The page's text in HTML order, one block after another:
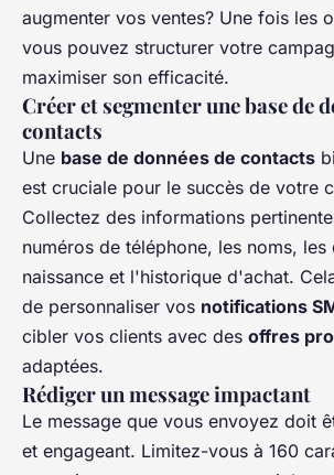
augmenter vos ventes? Une fois les
vous pouvez structurer votre
maximiser son efficacité.
Créer et segmenter une base de
contacts
Une base de données de contacts
est cruciale pour le succès de votre
Collectez des informations
numéros de téléphone, les noms, les
naissance et l'historique d'achat.
de personnaliser vos notifications
cibler vos clients avec des offres
adaptées.
Rédiger un message impactant
Le message que vous envoyez doit
et engageant. Limitez-vous à 160